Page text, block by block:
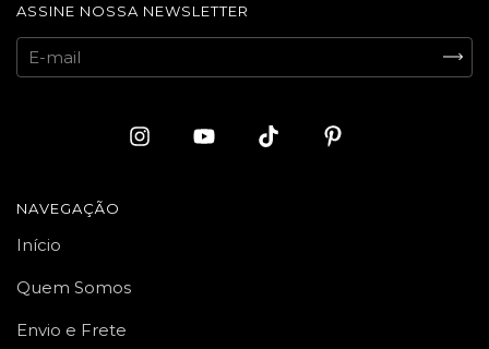
ASSINE NOSSA NEWSLETTER
NAVEGAÇÃO
Início
Quem Somos
Envio e Frete